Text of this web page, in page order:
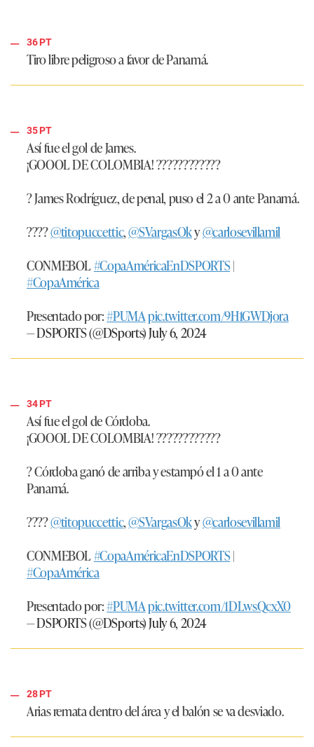
36 PT
Tiro libre peligroso a favor de Panamá.
35 PT
Así fue el gol de James.
¡GOOOL DE COLOMBIA! ????????????
? James Rodríguez, de penal, puso el 2 a 0 ante Panamá.
????@titopuccettic,@SVargasOky@carlosevillamil
CONMEBOL#CopaAméricaEnDSPORTS|
#CopaAmérica
Presentado por:#PUMApic.twitter.com/9H1GWDjora
— DSPORTS (@DSports)July 6, 2024
34 PT
Así fue el gol de Córdoba.
¡GOOOL DE COLOMBIA! ????????????
? Córdoba ganó de arriba y estampó el 1 a 0 ante
Panamá.
????@titopuccettic,@SVargasOky@carlosevillamil
CONMEBOL#CopaAméricaEnDSPORTS|
#CopaAmérica
Presentado por:#PUMApic.twitter.com/1DLwsQcxX0
— DSPORTS (@DSports)July 6, 2024
28 PT
Arias remata dentro del área y el balón se va desviado.